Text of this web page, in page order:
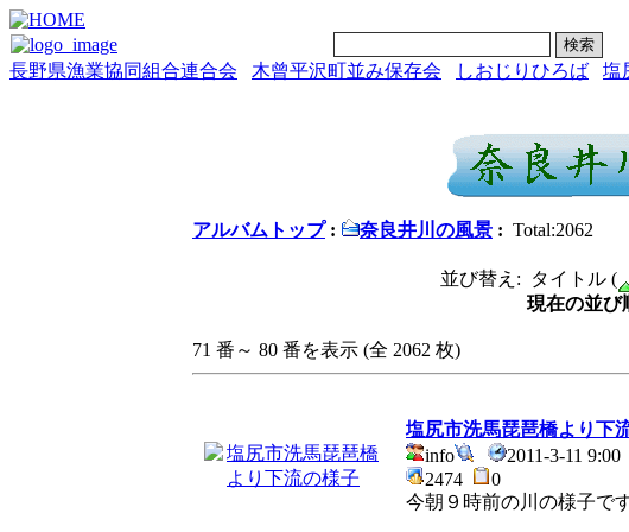
長野県漁業協同組合連合会 木曾平沢町並み保存会 しおじりひろば 塩
アルバムトップ: 奈良井川の風景 : Total:2062
並び替え: タイトル (
現在の並
71 番～ 80 番を表示 (全 2062 枚)
塩尻市洗馬琵琶橋より下
info
2011-3-11 9:00
2474
0
今朝９時前の川の様子です